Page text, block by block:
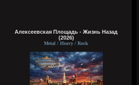
Алексеевская Площадь - Жизнь Назад
(2026)
Metal / Heavy / Rock